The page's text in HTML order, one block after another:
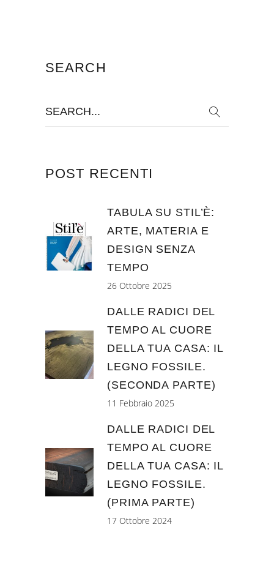
SEARCH
for:
POST RECENTI
TABULA SU STIL’È:
ARTE, MATERIA E
DESIGN SENZA
TEMPO
26 Ottobre 2025
DALLE RADICI DEL
TEMPO AL CUORE
DELLA TUA CASA: IL
LEGNO FOSSILE.
(SECONDA PARTE)
11 Febbraio 2025
DALLE RADICI DEL
TEMPO AL CUORE
DELLA TUA CASA: IL
LEGNO FOSSILE.
(PRIMA PARTE)
17 Ottobre 2024